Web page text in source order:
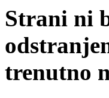
Strani ni
trenutno